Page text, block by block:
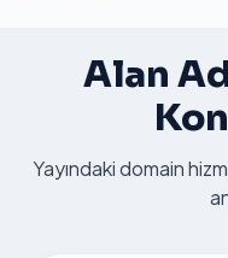
Alan
Yayındaki domain